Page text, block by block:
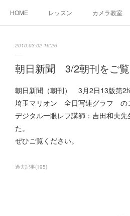
HOME レッスン カメラ教室
2010.03.02 16:26
朝日新聞 3/2朝刊をご
朝日新聞（朝刊） 3月2日13版第2
埼玉マリオン 全日写連グラフ の
デジタル一眼レフ講師：吉田和夫
た。
ぜひご覧ください。
過去記事(195)